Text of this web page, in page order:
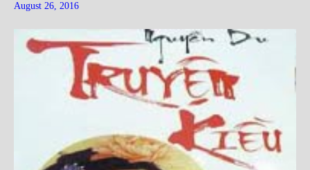
August 26, 2016